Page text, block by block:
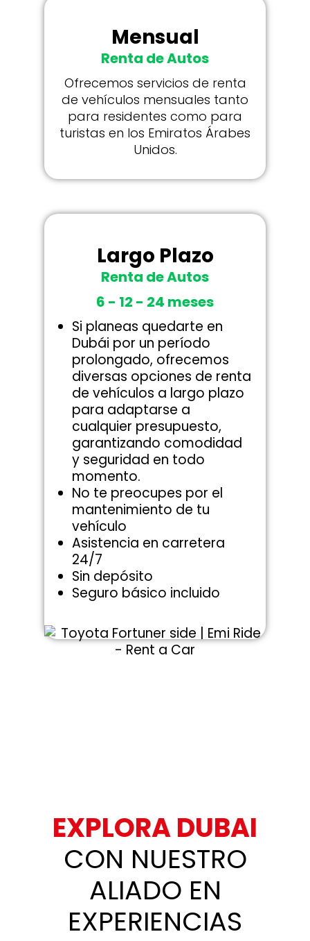
Mensual
Renta de Autos
Ofrecemos servicios de renta
de vehículos mensuales tanto
para residentes como para
turistas en los Emiratos Árabes
Unidos.
Largo Plazo
Renta de Autos
6 - 12 - 24 meses
Si planeas quedarte en
Dubái por un período
prolongado, ofrecemos
diversas opciones de renta
de vehículos a largo plazo
para adaptarse a
cualquier presupuesto,
garantizando comodidad
y seguridad en todo
momento.
No te preocupes por el
mantenimiento de tu
vehículo
Asistencia en carretera
24/7
Sin depósito
Seguro básico incluido
EXPLORA DUBAI
CON NUESTRO
ALIADO EN
EXPERIENCIAS